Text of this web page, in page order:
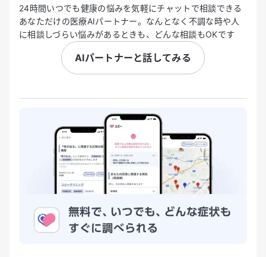
24時間いつでも健康の悩みを気軽にチャットで相談できる
あなただけの医療AIパートナー。なんとなく不調な時や人
に相談しづらい悩みがあるときも、どんな相談もOKです
AIパートナーと話してみる